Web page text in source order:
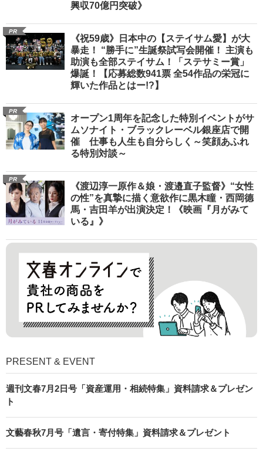
興収70億円突破》
PR
《祝59歳》日本中の【ステイサム愛】が大
暴走！ “勝手に”生誕祭試写会開催！ 主演も
助演も全部ステイサム！「ステサミー賞」
爆誕！【応募総数941票 全54作品の栄冠に
輝いた作品とはー!?】
PR
オープン1周年を記念した特別イベントがサ
ムソナイト・ブラックレーベル銀座店で開
催 仕事も人生も自分らしく～笑顔あふれ
る特別対談～
PR
《渡辺淳一原作＆娘・渡邉直子監督》“女性
の性”を真摯に描く意欲作に黒木瞳・西岡德
馬・吉田羊が出演決定！《映画『月がみて
いる』》
PRESENT & EVENT
週刊文春7月2日号「資産運用・相続特集」資料請求＆プレゼン
ト
文藝春秋7月号「遺言・寄付特集」資料請求＆プレゼント